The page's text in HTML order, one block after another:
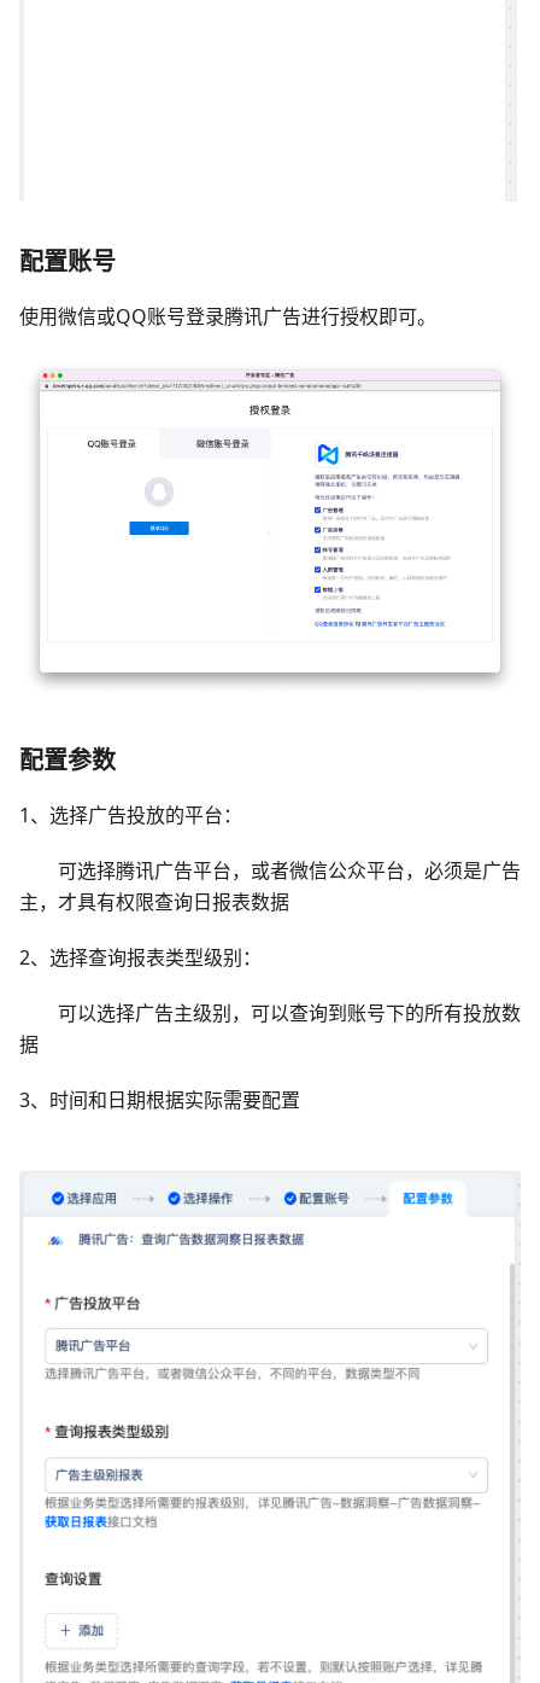
配置账号
使用微信或QQ账号登录腾讯广告进行授权即可。
配置参数
1、选择广告投放的平台：
可选择腾讯广告平台，或者微信公众平台，必须是广告
主，才具有权限查询日报表数据
2、选择查询报表类型级别：
可以选择广告主级别，可以查询到账号下的所有投放数
据
3、时间和日期根据实际需要配置